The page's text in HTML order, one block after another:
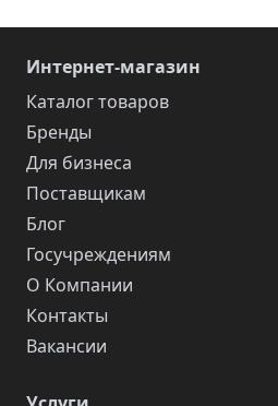
Интернет-магазин
Каталог товаров
Бренды
Для бизнеса
Поставщикам
Блог
Госучреждениям
О Компании
Контакты
Вакансии